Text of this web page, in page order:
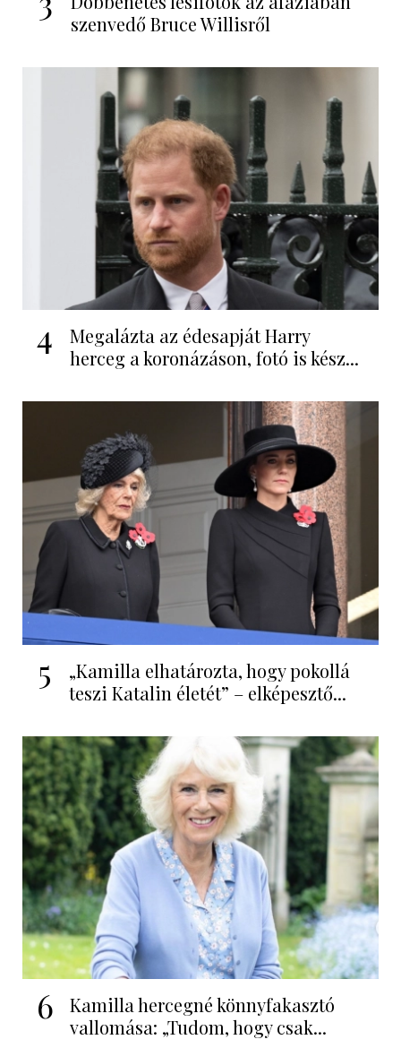
szenvedő Bruce Willisről
4
Megalázta az édesapját Harry
herceg a koronázáson, fotó is kész...
5
„Kamilla elhatározta, hogy pokollá
teszi Katalin életét” – elképesztő...
6
Kamilla hercegné könnyfakasztó
vallomása: „Tudom, hogy csak...